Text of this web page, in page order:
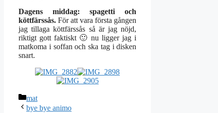
Dagens middag: spagetti och
köttfärssås.För att vara första gången
jag tillaga köttfärssås så är jag nöjd,
riktigt gott faktiskt 🙂 nu ligger jag i
matkoma i soffan och ska tag i disken
snart.
Kategorier
mat
bye bye animo